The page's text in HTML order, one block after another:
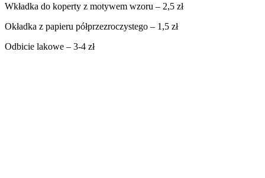
Wkładka do koperty z motywem wzoru – 2,5 zł
Okładka z papieru półprzezroczystego – 1,5 zł
Odbicie lakowe – 3-4 zł